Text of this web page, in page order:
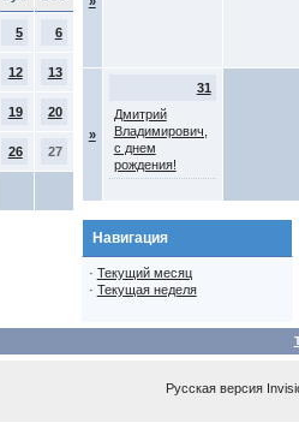
5 6
12 13
19 20
26 27
»
31
Дмитрий
Владимирович,
с днем
рождения!
Навигация
· Текущий месяц
· Текущая неделя
Русская версия